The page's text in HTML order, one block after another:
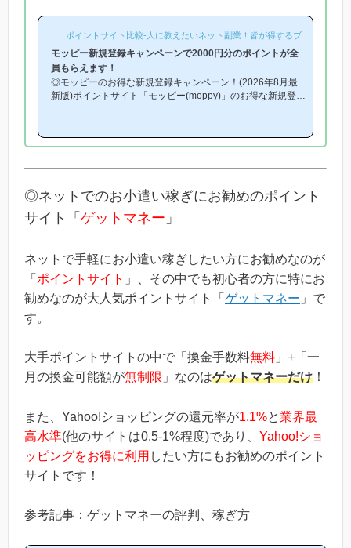
ポイントサイト比較-人に教えたいネット副業！皆が得するブログ-
モッピー新規登録キャンペーンで2000円分のポイントが全
員もらえます！
◎モッピーのお得な新規登録キャンペーン！(2026年8月最
新版)ポイントサイト「モッピー(moppy)」のお得な新規登録
得に入会できる時期や方法はあるの？」という方は必見で
す！モッピー新規登録キャンペーン内容キャンペーンの内容
う、シンプルなものです。(*ちなみに「2000円分のボーナ
ス」というのは過去のキ...
◎ネットでのお小遣い稼ぎにお勧めのポイント
サイト「 ゲットマネー 」
ネットで手軽にお小遣い稼ぎしたい方にお勧めなのが
「 ポイントサイト 」、その中でも初心者の方に特にお
勧めなのが大人気ポイントサイト「 ゲットマネー 」で
す。
大手ポイントサイトの中で「換金手数料無料 」+「一
月の換金可能額が無制限 」なのはゲットマネーだけ ！
また、Yahoo!ショッピングの還元率が1.1%と業界最
高水準(他のサイトは0.5-1%程度)であり、 Yahoo!ショ
ッピングをお得に利用 したい方にもお勧めのポイント
サイトです！
参考記事：ゲットマネーの評判、稼ぎ方